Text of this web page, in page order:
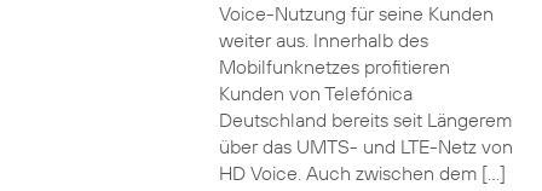
Voice-Nutzung für seine Kunden
weiter aus. Innerhalb des
Mobilfunknetzes profitieren
Kunden von Telefónica
Deutschland bereits seit Längerem
über das UMTS- und LTE-Netz von
HD Voice. Auch zwischen dem […]